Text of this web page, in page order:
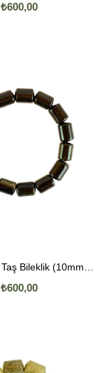
₺600,00
₺600,00